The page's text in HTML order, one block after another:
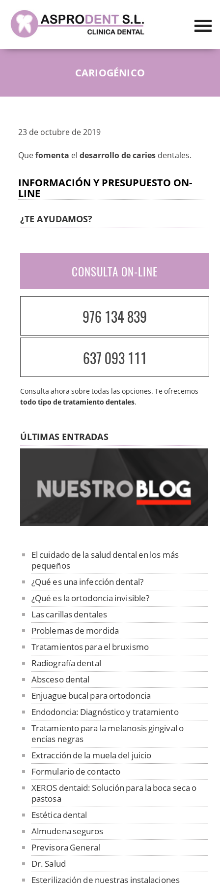
CARIOGÉNICO
23 de octubre de 2019
Quefomenta eldesarrollo de caries dentales.
INFORMACIÓN Y PRESUPUESTO ON-
LINE
¿TE AYUDAMOS?
CONSULTA ON-LINE
976 134 839
637 093 111
Consulta ahora sobre todas las opciones. Te ofrecemos
todo tipo de tratamiento dentales.
ÚLTIMAS ENTRADAS
El cuidado de la salud dental en los más
pequeños
¿Qué es una infección dental?
¿Qué es la ortodoncia invisible?
Las carillas dentales
Problemas de mordida
Tratamientos para el bruxismo
Radiografía dental
Absceso dental
Enjuague bucal para ortodoncia
Endodoncia: Diagnóstico y tratamiento
Tratamiento para la melanosis gingival o
encías negras
Extracción de la muela del juicio
Formulario de contacto
XEROS dentaid: Solución para la boca seca o
pastosa
Estética dental
Almudena seguros
Previsora General
Dr. Salud
Esterilización de nuestras instalaciones